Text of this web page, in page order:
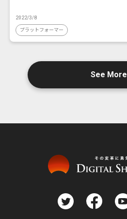
2022/3/8
プラットフォーマー
See More